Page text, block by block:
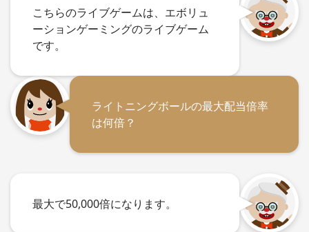
こちらのライブゲームは、エボリュ
ーションゲーミングのライブゲーム
です。
ライトニングボールの最大配当倍率
は何倍？
最大で50,000倍になります。